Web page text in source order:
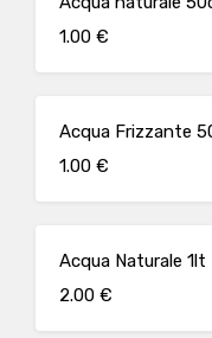
1.00 €
Acqua Frizzante
1.00 €
Acqua Naturale 1lt
2.00 €